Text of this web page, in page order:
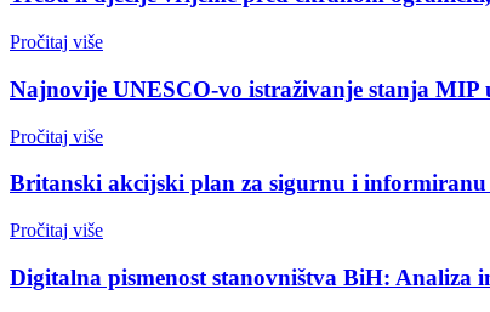
Pročitaj više
Najnovije UNESCO-vo istraživanje stanja MIP
Pročitaj više
Britanski akcijski plan za sigurnu i
Pročitaj više
Digitalna pismenost stanovništva BiH: Analiza